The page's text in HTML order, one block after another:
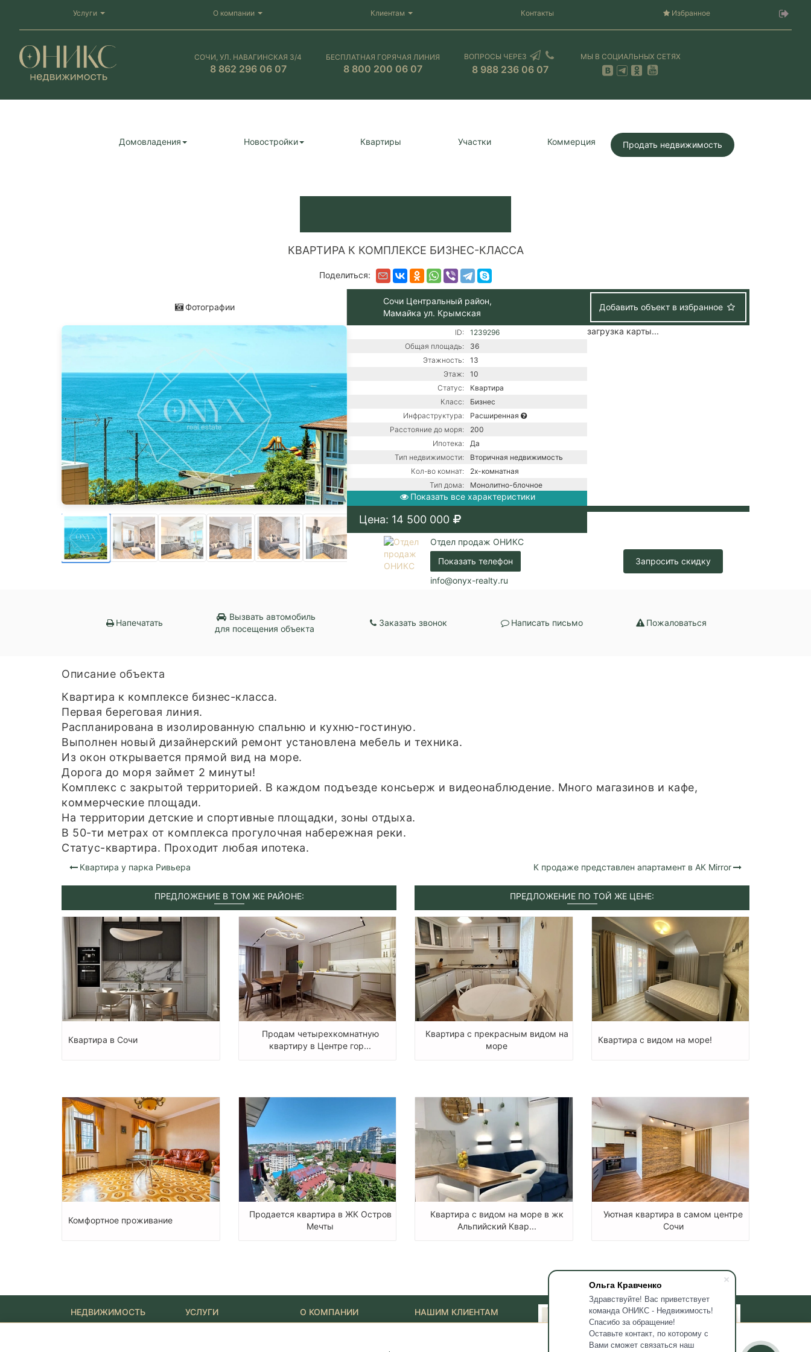
Ольга Кравченко
Здравствуйте! Вас приветствует
команда ОНИКС - Недвижимость!
Спасибо за обращение!
Оставьте контакт, по которому с
Вами сможет связаться наш
Услуги О компании Клиентам Контакты Избранное
СОЧИ, УЛ. НАВАГИНСКАЯ 3/4
8 862 296 06 07
БЕСПЛАТНАЯ ГОРЯЧАЯ ЛИНИЯ
8 800 200 06 07
ВОПРОСЫ ЧЕРЕЗ
8 988 236 06 07
МЫ В СОЦИАЛЬНЫХ СЕТЯХ
Домовладения Новостройки Квартиры Участки Коммерция Продать недвижимость
КВАРТИРА К КОМПЛЕКСЕ БИЗНЕС-КЛАССА
Поделиться:
Фотографии
Сочи Центральный район,
Мамайка ул. Крымская
Добавить объект в избранное
ID:
1239296
Общая площадь:
36
Этажность:
13
Этаж:
10
Статус:
Квартира
Класс:
Бизнес
Инфраструктура:
Расширенная
Расстояние до моря:
200
Ипотека:
Да
Тип недвижимости:
Вторичная недвижимость
Кол-во комнат:
2х-комнатная
Тип дома:
Монолитно-блочное
Вид из окон:
На море
Балкон:
Коммуникации:
Центральная канализация /
Центральное водоснабжение /
Центральное отопление
Показать все характеристики
загрузка карты...
Цена: 14 500 000
Отдел продаж ОНИКС
Показать телефон
info@onyx-realty.ru
Запросить скидку
Напечатать
Вызвать автомобиль
для посещения объекта
Заказать звонок Написать письмо Пожаловаться
Описание объекта
Квартира к комплексе бизнес-класса.
Первая береговая линия.
Распланирована в изолированную спальню и кухню-гостиную.
Выполнен новый дизайнерский ремонт установлена мебель и техника.
Из окон открывается прямой вид на море.
Дорога до моря займет 2 минуты!
Комплекс с закрытой территорией. В каждом подъезде консьерж и видеонаблюдение. Много магазинов и кафе,
коммерческие площади.
На территории детские и спортивные площадки, зоны отдыха.
В 50-ти метрах от комплекса прогулочная набережная реки.
Статус-квартира. Проходит любая ипотека.
Квартира у парка Ривьера К продаже представлен апартамент в АК Mirror
ПРЕДЛОЖЕНИЕ В ТОМ ЖЕ РАЙОНЕ:
Квартира в Сочи
Продам четырехкомнатную
квартиру в Центре гор...
Комфортное проживание
Продается квартира в ЖК Остров
Мечты
ПРЕДЛОЖЕНИЕ ПО ТОЙ ЖЕ ЦЕНЕ:
Квартира с прекрасным видом на
море
Квартира с видом на море!
Квартира с видом на море в жк
Альпийский Квар...
Уютная квартира в самом центре
Сочи
НЕДВИЖИМОСТЬ УСЛУГИ О КОМПАНИИ НАШИМ КЛИЕНТАМ